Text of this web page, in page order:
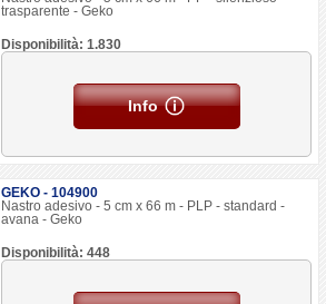
trasparente - Geko
Disponibilità: 1.830
Info
GEKO - 104900
Nastro adesivo - 5 cm x 66 m - PLP - standard -
avana - Geko
Disponibilità: 448